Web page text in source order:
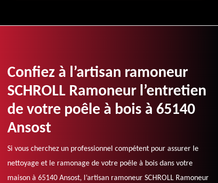
Confiez à l’artisan ramoneur
SCHROLL Ramoneur l’entretien
de votre poêle à bois à 65140
Ansost
Si vous cherchez un professionnel compétent pour assurer le
nettoyage et le ramonage de votre poêle à bois dans votre
maison à 65140 Ansost, l’artisan ramoneur SCHROLL Ramoneur